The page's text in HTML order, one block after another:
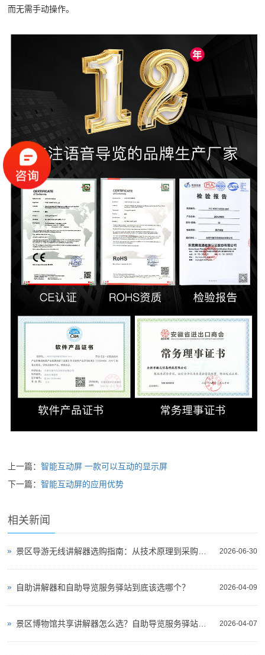
而无需手动操作。
上一篇：智能互动屏 一款可以互动的显示屏
下一篇：智能互动屏的应用优势
相关新闻
2026-06-30
景区导游无线讲解器选购指南：从技术原理到采购决策
2026-04-09
自助讲解器和自助导览服务驿站到底该选哪个？
2026-04-07
景区博物馆共享讲解器怎么选？自助导览服务驿站部署全攻略（2026版）